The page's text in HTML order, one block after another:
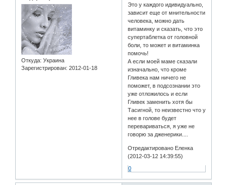
Откуда: Украина
Зарегистрирован: 2012-01-18
Это у каждого идивидуально,
зависит еще от мнительности
человека, можно дать
витаминку и сказать, что это
супертаблетка от головной
боли, то может и витаминка
помочь!
А если моей маме сказали
изначально, что кроме
Гливека нам ничего не
поможет, в подсознании это
уже отложилось и если
Гливек заменить хотя бы
Тасигной, то неизвестно что у
нее в голове будет
перевариваться, я уже не
говорю за дженерики....
Отредактировано Еленка
(2012-03-12 14:39:55)
0